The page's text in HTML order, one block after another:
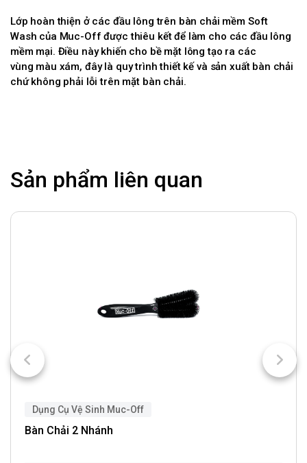
Lớp hoàn thiện ở các đầu lông trên bàn chải mềm Soft
Wash của Muc-Off được thiêu kết để làm cho các đầu lông
mềm mại. Điều này khiến cho bề mặt lông tạo ra các
vùng màu xám, đây là quy trình thiết kế và sản xuất bàn chải
chứ không phải lỗi trên mặt bàn chải.
Sản phẩm liên quan
Dụng Cụ Vệ Sinh Muc-Off
Bàn Chải 2 Nhánh